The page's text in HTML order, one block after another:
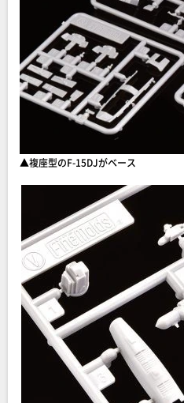
▲複座型のF-15DJがベース